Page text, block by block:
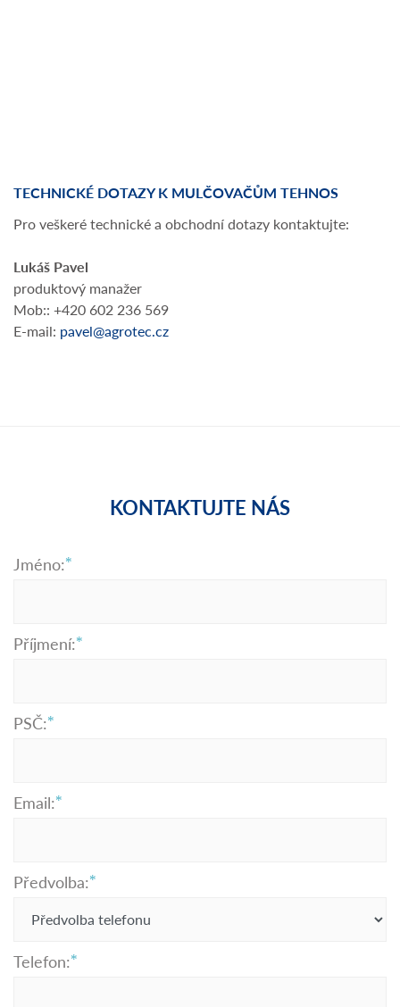
TECHNICKÉ DOTAZY K MULČOVAČŮM TEHNOS
Pro veškeré technické a obchodní dotazy kontaktujte:
Lukáš Pavel
produktový manažer
Mob:: +420 602 236 569
E-mail: pavel@agrotec.cz
KONTAKTUJTE NÁS
Jméno:
Příjmení:
PSČ:
Email:
Předvolba:
Telefon: